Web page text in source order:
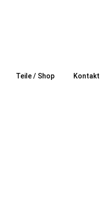
Teile / Shop Kontakt